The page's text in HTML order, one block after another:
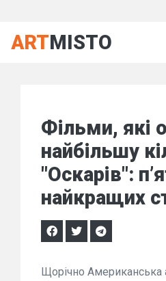
ARTMISTO
Фільми, які
найбільшу
"Оскарів":
найкращих
Щорічно Американська